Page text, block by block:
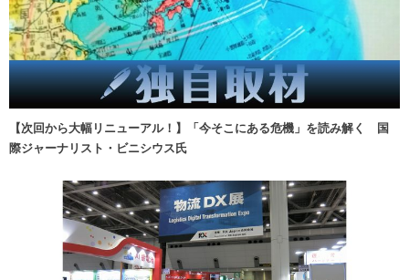
【次回から大幅リニューアル！】「今そこにある危機」を読み解く 国
際ジャーナリスト・ビニシウス氏